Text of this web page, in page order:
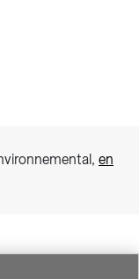
en
SIG.
pour une